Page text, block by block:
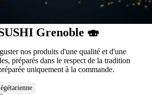
Grenoble 🍣
nos produits d'une qualité et d'une
préparés dans le respect de la tradition
uniquement à la commande.